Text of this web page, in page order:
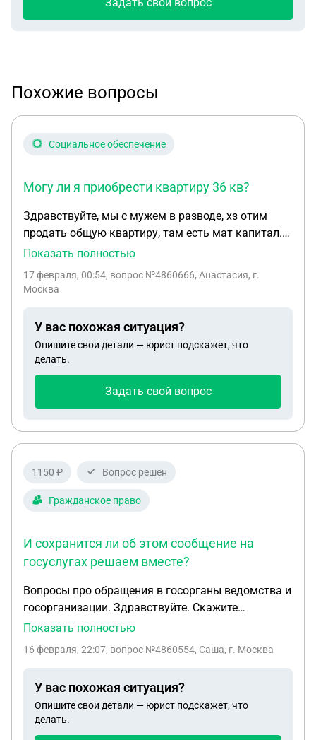
Похожие вопросы
Социальное обеспечение
Могу ли я приобрести квартиру 36 кв?
Здравствуйте, мы с мужем в разводе, хз отим
продать общую квартиру, там есть мат капитал.
Квартира 76 кв, доли не выделены. Могу ли я
регионе? Продаем в Ставропольском крае, хочу
выделять доли, а потом продавать . Но не знаю,
могу ли купить меньшей площади. Также вопрос:
чтобы продать квартиру по опекам надо ездить с
бывшим мужем вместе или он может один
подавать документы с моего согласия? А то
ездить с ребёнком на руках
Показать полностью
17 февраля, 00:54, вопрос №4860666, Анастасия, г.
Москва
У вас похожая ситуация?
Опишите свои детали — юрист подскажет, что
делать.
Задать свой вопрос
1150 ₽ Вопрос решен
Гражданское право
И сохранится ли об этом сообщение на
госуслугах решаем вместе?
Вопросы про обращения в госорганы ведомства и
госорганизации. Здравствуйте. Скажите
пожалуйста нужна ли авторизация на госуслугах
него что-нибудь ну там письмо сообщение
этом сообщение в приложении госуслуги решаем
вместе. Нужна ли авторизация на госуслугах для
того что бы на сайте ведомства отправить в него
Показать полностью
16 февраля, 22:07, вопрос №4860554, Саша, г. Москва
У вас похожая ситуация?
Опишите свои детали — юрист подскажет, что
делать.